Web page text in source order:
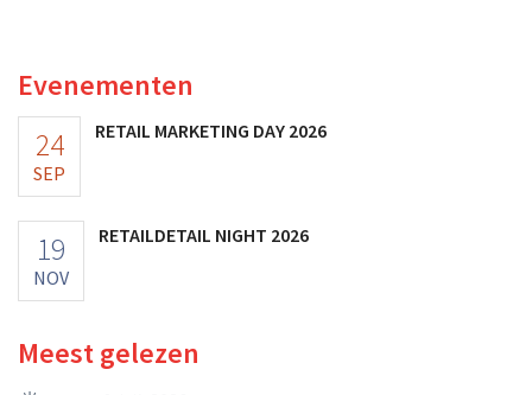
Evenementen
24
SEP
RETAIL MARKETING DAY 2026
19
NOV
RETAILDETAIL NIGHT 2026
Meest gelezen